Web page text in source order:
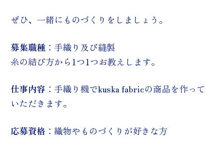
ぜひ、一緒にものづくりをしましょう。
募集職種 ：手織り及び縫製
糸の結び方から1つ1つお教えします。
仕事内容 ：手織り機でkuska fabricの商品を作って
いただきます。
応募資格 ：織物やものづくりが好きな方